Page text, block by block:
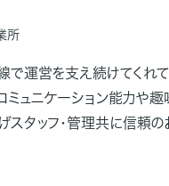
所
運営を支え続けてくれて
ミュニケーション能力や
タッフ・管理共に信頼の